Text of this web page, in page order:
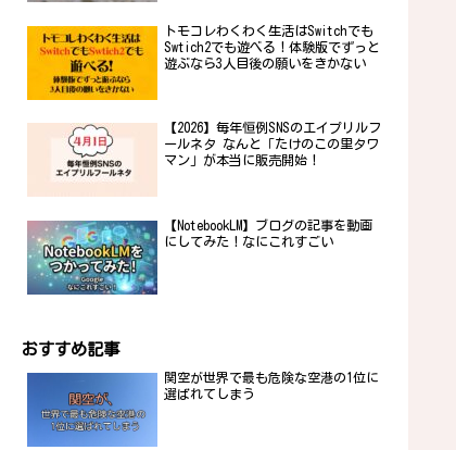
トモコレわくわく生活はSwitchでも
Swtich2でも遊べる！体験版でずっと
遊ぶなら3人目後の願いをきかない
【2026】毎年恒例SNSのエイプリルフ
ールネタ なんと「たけのこの里タワ
マン」が本当に販売開始！
【NotebookLM】ブログの記事を動画
にしてみた！なにこれすごい
おすすめ記事
関空が世界で最も危険な空港の1位に
選ばれてしまう